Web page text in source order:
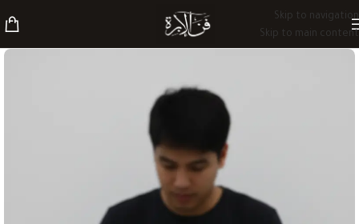
Skip to navigation
Skip to main content